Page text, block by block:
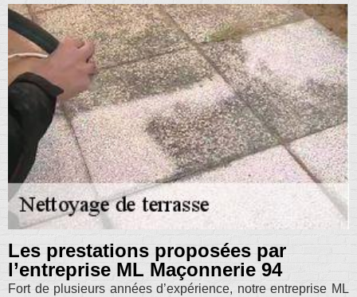
Les prestations proposées par
l’entreprise ML Maçonnerie 94
Fort de plusieurs années d’expérience, notre entreprise ML